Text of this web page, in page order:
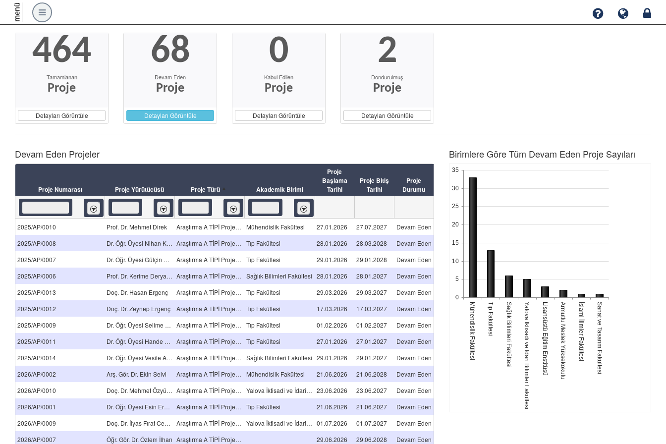
menü
464
Tamamlanan
Proje
Detayları Görüntüle
68
Devam Eden
Proje
Detayları Görüntüle
0
Kabul Edilen
Proje
Detayları Görüntüle
2
Dondurulmuş
Proje
Detayları Görüntüle
Devam Eden Projeler
Proje Numarası Proje Yürütücüsü Proje Türü Akademik Birimi
Proje
Başlama
Tarihi
Proje Bitiş
Tarihi
Proje
Durumu
İçeren İçeren İçeren İçeren
2025/AP/0010 Prof. Dr. Mehmet Direk Araştırma A TİPİ Projeleri Mühendislik Fakültesi 27.01.2026 27.07.2027
Devam Eden
2025/AP/0008
Dr. Öğr. Üyesi Nihan Küçük Yılmaz Araştırma A TİPİ Projeleri Tıp Fakültesi 28.01.2026 28.03.2028
Devam Eden
2025/AP/0007
Dr. Öğr. Üyesi Gülçin Ekizceli Araştırma A TİPİ Projeleri Tıp Fakültesi 29.01.2026 29.01.2028
Devam Eden
2025/AP/0006
Prof. Dr. Kerime Derya Beydağ Araştırma A TİPİ Projeleri Sağlık Bilimleri Fakültesi 28.01.2026 28.01.2027
Devam Eden
2025/AP/0013
Doç. Dr. Hasan Ergenç Araştırma A TİPİ Projeleri Tıp Fakültesi 29.03.2026 29.03.2027
Devam Eden
2025/AP/0012
Doç. Dr. Zeynep Ergenç Araştırma A TİPİ Projeleri Tıp Fakültesi 17.03.2026 17.03.2027
Devam Eden
2025/AP/0009
Dr. Öğr. Üyesi Selime Semra Erol Araştırma A TİPİ Projeleri Tıp Fakültesi 01.02.2026 01.02.2027
Devam Eden
2025/AP/0011
Dr. Öğr. Üyesi Hande Akalan Araştırma A TİPİ Projeleri Tıp Fakültesi 27.01.2026 27.01.2027
Devam Eden
2025/AP/0014
Dr. Öğr. Üyesi Vesile Adıgüzel Araştırma A TİPİ Projeleri Sağlık Bilimleri Fakültesi 29.01.2026 29.01.2027
Devam Eden
2026/AP/0002
Arş. Gör. Dr. Ekin Selvi Araştırma A TİPİ Projeleri Mühendislik Fakültesi 21.06.2026 21.06.2028
Devam Eden
2026/AP/0010
Doç. Dr. Mehmet Özyürek Araştırma A TİPİ Projeleri Yalova İktisadi ve İdari Bilimler Fakültesi 23.06.2026 23.06.2027
Devam Eden
2026/AP/0001
Dr. Öğr. Üyesi Esin Erbek Araştırma A TİPİ Projeleri Tıp Fakültesi 21.06.2026 21.06.2027
Devam Eden
2026/AP/0009
Doç. Dr. İlyas Fırat Cengiz Araştırma A TİPİ Projeleri Yalova İktisadi ve İdari Bilimler Fakültesi 01.07.2026 01.07.2027
Devam Eden
2026/AP/0007
Öğr. Gör. Dr. Özlem İlhan Araştırma A TİPİ Projeleri 29.06.2026 29.06.2028 Devam Eden
Birimlere Göre Tüm Devam Eden Proje Sayıları
Mühendislik Fakültesi Tıp Fakültesi Sağlık Bilimleri FakültesiYalova İktisadi ve İdari Bilimler FakültesiLisansüstü Eğitim EnstitüsüArmutlu Meslek Yüksekokulu İslami İlimler Fakültesi Sanat ve Tasarım Fakültesi
0
5
10
15
20
25
30
35